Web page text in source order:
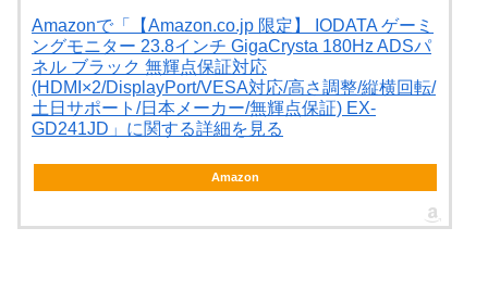
Amazonで「【Amazon.co.jp 限定】 IODATA ゲーミ
ングモニター 23.8インチ GigaCrysta 180Hz ADSパ
ネル ブラック 無輝点保証対応
(HDMI×2/DisplayPort/VESA対応/高さ調整/縦横回転/
土日サポート/日本メーカー/無輝点保証) EX-
GD241JD」に関する詳細を見る
Amazon